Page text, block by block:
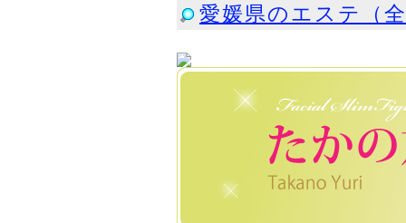
愛媛県のエステ（